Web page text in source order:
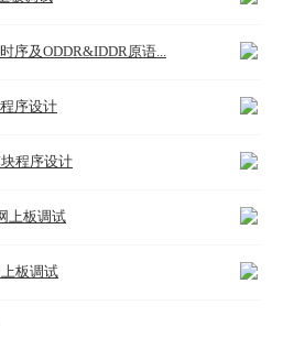
序及ODDR&IDDR原语...
序设计
程序设计
上板调试
板调试